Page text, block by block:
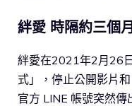
絆愛 時隔約三個
絆愛在2021年2月26
式」，停止公開影片
官方 LINE 帳號突然